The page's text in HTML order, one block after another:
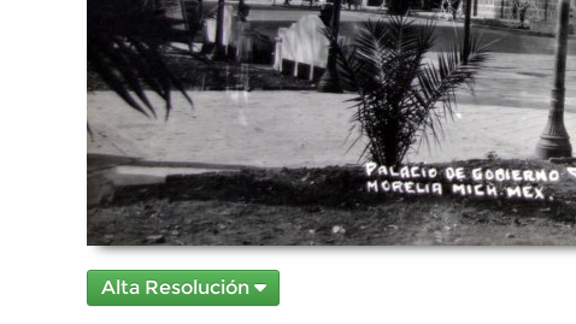
Alta Resolución